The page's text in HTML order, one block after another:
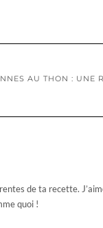
AU THON : UNE
de ta recette.
quoi !